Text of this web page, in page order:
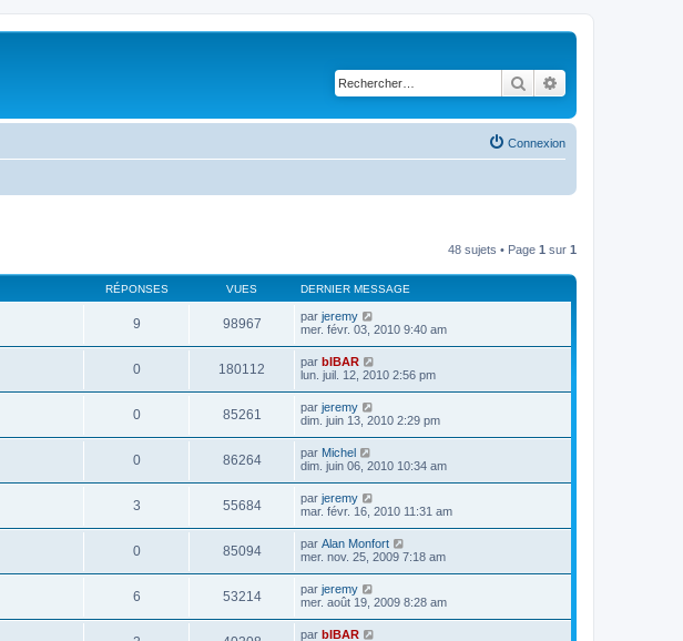
Rechercher
Connexion
48 sujets • Page 1 sur 1
RÉPONSES VUES DERNIER MESSAGE
9 98967 par jeremy
mer. févr. 03, 2010 9:40 am
0 180112 par bIBAR
lun. juil. 12, 2010 2:56 pm
0 85261 par jeremy
dim. juin 13, 2010 2:29 pm
0 86264 par Michel
dim. juin 06, 2010 10:34 am
3 55684 par jeremy
mar. févr. 16, 2010 11:31 am
0 85094 par Alan Monfort
mer. nov. 25, 2009 7:18 am
6 53214 par jeremy
mer. août 19, 2009 8:28 am
par bIBAR